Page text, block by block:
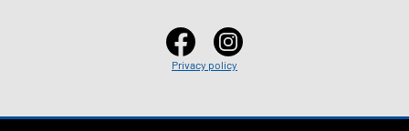
Privacy policy